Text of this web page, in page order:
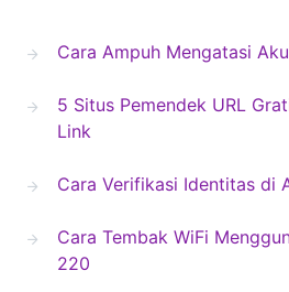
Cara Ampuh Mengatasi
5 Situs Pemendek URL
Link
Cara Verifikasi Identitas di
Cara Tembak WiFi
220